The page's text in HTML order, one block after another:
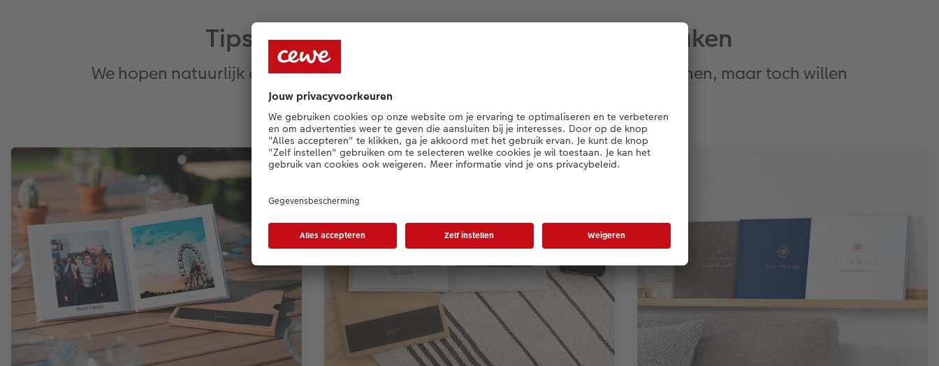
Tips om een uniek herinneringsboek te maken
We hopen natuurlijk dat je al volop geïnspireerd bent om aan je boek te beginnen, maar toch willen
we nog wat handige tips met je delen.